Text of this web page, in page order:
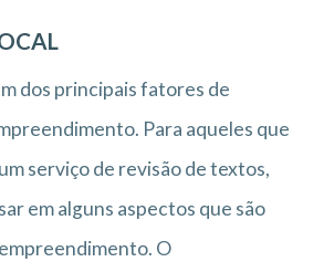
dos principais fatores de
Para aqueles que
serviço de revisão de textos,
em alguns aspectos que são
O